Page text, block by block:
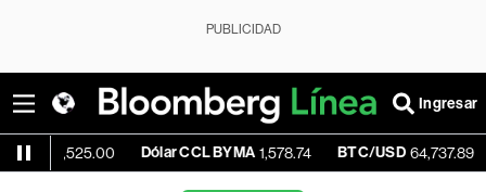
PUBLICIDAD
Ingresar
Dólar CCL BYMA 1,578.74 BTC/USD 64,737.89 -0.46%